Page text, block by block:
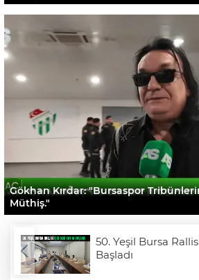
Gökhan Kırdar: "Bursaspor
Müthiş."
50. Yeşil Bursa
Başladı